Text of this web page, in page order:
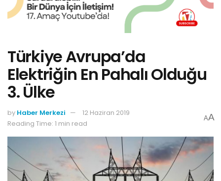
Türkiye Avrupa’da
Elektriğin En Pahalı Olduğu
3. Ülke
by Haber Merkezi
12 Haziran 2019
Reading Time: 1 min read
AA